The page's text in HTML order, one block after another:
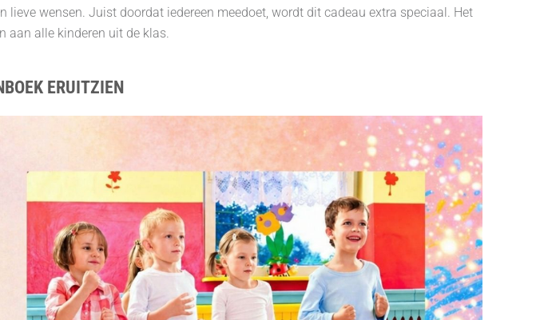
lieve wensen. Juist doordat iedereen meedoet, wordt dit cadeau extra speciaal. Het
aan alle kinderen uit de klas.
ERUITZIEN